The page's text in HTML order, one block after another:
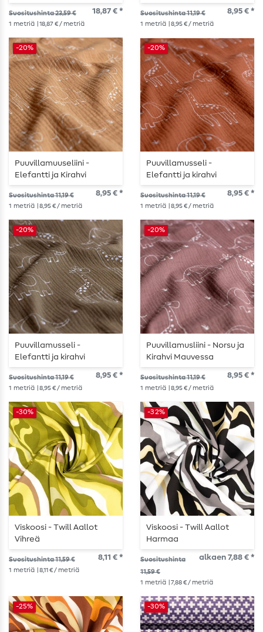
monivärinen
Suositushinta 23,59 € 18,87 € *
1 metriä | 18,87 € / metriä
oliivinvihreällä
Suositushinta 11,19 € 8,95 € *
1 metriä | 8,95 € / metriä
-20%
Puuvillamuuseliini -
Elefantti ja Kirahvi
Muskottipähkinän
Sävyssä
Suositushinta 11,19 € 8,95 € *
1 metriä | 8,95 € / metriä
-20%
Puuvillamusseli -
Elefantti ja kirahvi
ruusupuukuvioisella
pohjalla
Suositushinta 11,19 € 8,95 € *
1 metriä | 8,95 € / metriä
-20%
Puuvillamusseli -
Elefantti ja kirahvi
taupella
Suositushinta 11,19 € 8,95 € *
1 metriä | 8,95 € / metriä
-20%
Puuvillamusliini - Norsu ja
Kirahvi Mauvessa
Suositushinta 11,19 € 8,95 € *
1 metriä | 8,95 € / metriä
-30%
Viskoosi - Twill Aallot
Vihreä
Suositushinta 11,59 € 8,11 € *
1 metriä | 8,11 € / metriä
-32%
Viskoosi - Twill Aallot
Harmaa
Suositushinta
11,59 €
alkaen 7,88 € *
1 metriä | 7,88 € / metriä
-25% -30%